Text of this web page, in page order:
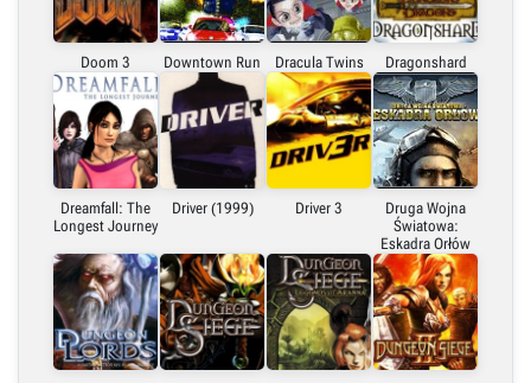
Doom 3 Downtown Run Dracula Twins Dragonshard
Dreamfall: The
Longest Journey
Driver (1999) Driver 3
Druga Wojna
Światowa:
Eskadra Orłów